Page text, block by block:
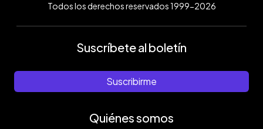
Todos los derechos reservados 1999-2026
Suscríbete al boletín
Suscribirme
Quiénes somos